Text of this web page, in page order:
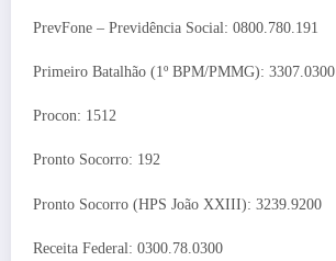
PrevFone – Previdência Social: 0800.780.191
Primeiro Batalhão (1º BPM/PMMG): 3307.0300
Procon: 1512
Pronto Socorro: 192
Pronto Socorro (HPS João XXIII): 3239.9200
Receita Federal: 0300.78.0300